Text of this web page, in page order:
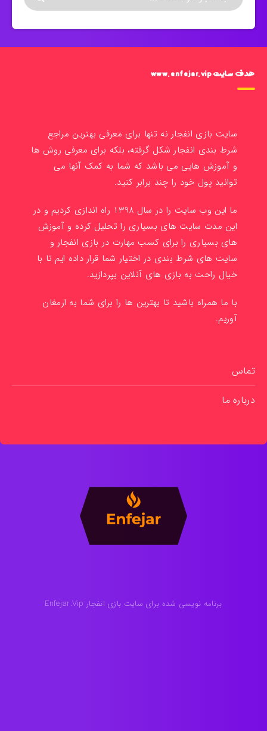
هدف سایت www.enfejar.vip
سایت بازی انفجار نه تنها برای معرفی بهترین مراجع
شرط بندی انفجار شکل گرفته، بلکه برای معرفی روش ها
و آموزش هایی می باشد که شما به کمک آنها می
توانید پول خود را چند برابر کنید.
ما این وب سایت را در سال 1398 راه اندازی کردیم و در
این مدت سایت های بسیاری را تحلیل کرده و آموزش
های بسیاری را برای کسب مهارت در بازی انفجار و
سایت های شرط بندی در اختیار شما قرار داده ایم تا با
خیال راحت به بازی های آنلاین بپردازید.
با ما همراه باشید تا بهترین ها را برای شما به ارمغان
آوریم.
تماس
درباره ما
برنامه نویسی شده برای سایت بازی انفجار Enfejar.Vip